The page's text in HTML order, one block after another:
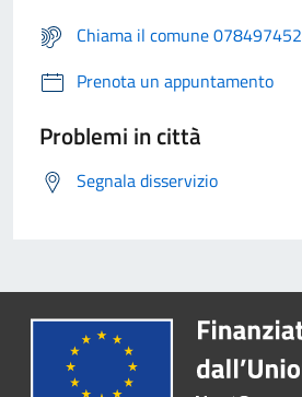
Chiama il comune 078497452
Prenota un appuntamento
Problemi in città
Segnala disservizio